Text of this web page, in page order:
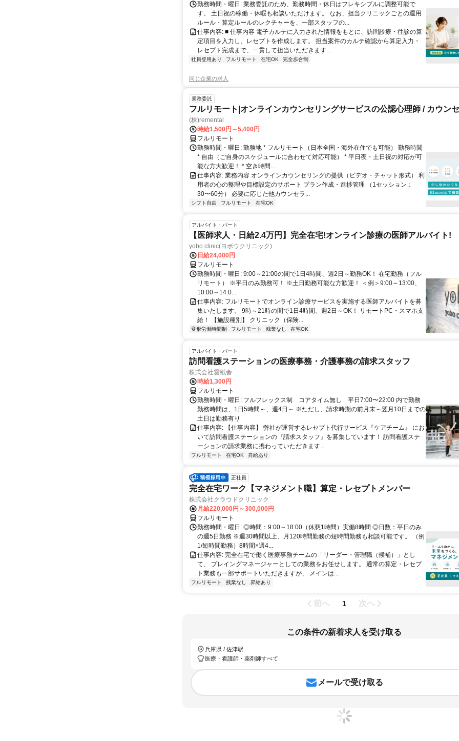
勤務時間・曜日: 業務委託のため、勤務時間・休日はフレキシブルに調整可能で
す。 土日祝の稼働・休暇も相談いただけます。 なお、担当クリニックごとの運用
ルール・算定ルールのレクチャーを、一部スタッフの...
仕事内容: ■ 仕事内容 電子カルテに入力された情報をもとに、訪問診療・往診の算
定項目を入力し、レセプトを作成します。 担当案件のカルテ確認から算定入力・
レセプト完成まで、一貫して担当いただきます...
社員登用あり フルリモート 在宅OK 完全歩合制
同じ企業の求人
業務委託
フルリモート|オンラインカウンセリングサービスの公認心理師 / カウン
(株)remental
時給1,500円～5,400円
フルリモート
勤務時間・曜日: 勤務地 * フルリモート（日本全国・海外在住でも可能） 勤務時間
* 自由（ご自身のスケジュールに合わせて対応可能） * 平日夜・土日祝の対応が可
能な方大歓迎！ * 空き時間...
仕事内容: 業務内容 オンラインカウンセリングの提供（ビデオ・チャット形式） 利
用者の心の整理や目標設定のサポート プラン作成・進捗管理 （1セッション：
30〜60分） 必要に応じた他カウンセラ...
シフト自由 フルリモート 在宅OK
アルバイト・パート
【医師求人・日給2.4万円】完全在宅!オンライン診療の医師アルバイト!
yobo clinic(ヨボウクリニック)
日給24,000円
フルリモート
勤務時間・曜日: 9:00～21:00の間で1日4時間、週2日～勤務OK！ 在宅勤務（フル
リモート） ※平日のみ勤務可！ ※土日勤務可能な方歓迎！ ＜例＞9:00～13:00、
10:00～14:0...
仕事内容: フルリモートでオンライン診療サービスを実施する医師アルバイトを募
集いたします。 9時～21時の間で1日4時間、週2日～OK！ リモートPC・スマホ支
給！ 【施設種別】 クリニック（保険...
変形労働時間制 フルリモート 残業なし 在宅OK
アルバイト・パート
訪問看護ステーションの医療事務・介護事務の請求スタッフ
株式会社雲紙舎
時給1,300円
フルリモート
勤務時間・曜日: フルフレックス制 コアタイム無し 平日7:00〜22:00 内で勤務
勤務時間は、1日5時間～、週4日～ ※ただし、請求時期の前月末～翌月10日までの
土日は勤務有り
仕事内容: 【仕事内容】 弊社が運営するレセプト代行サービス『ケアチーム』 にお
いて訪問看護ステーションの『請求スタッフ』を募集しています！ 訪問看護ステ
ーションの請求業務に携わっていただきます...
フルリモート 在宅OK 昇給あり
正社員
完全在宅ワーク【マネジメント職】算定・レセプトメンバー
株式会社クラウドクリニック
月給220,000円～300,000円
フルリモート
勤務時間・曜日: ◎時間：9:00～18:00（休憩1時間）実働8時間 ◎日数：平日のみ
の週5日勤務 ※週30時間以上、月120時間勤務の短時間勤務も相談可能です。 （例
1/短時間勤務）8時間×週4...
仕事内容: 完全在宅で働く医療事務チームの「リーダー・管理職（候補）」とし
て、 プレイングマネージャーとしての業務をお任せします。 通常の算定・レセプ
ト業務も一部サポートいただきますが、 メインは...
フルリモート 残業なし 昇給あり
前へ 1 次へ
この条件の新着求人を受け取る
兵庫県 / 佐津駅
医療・看護師・薬剤師すべて
メールで受け取る